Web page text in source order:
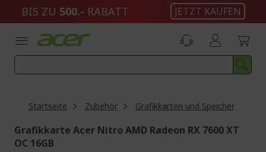
BIS ZU 500.- RABATT JETZT KAUFEN
Startseite Zubehör Grafikkarten und Speicher
Grafikkarte Acer Nitro AMD Radeon RX 7600 XT
OC 16GB